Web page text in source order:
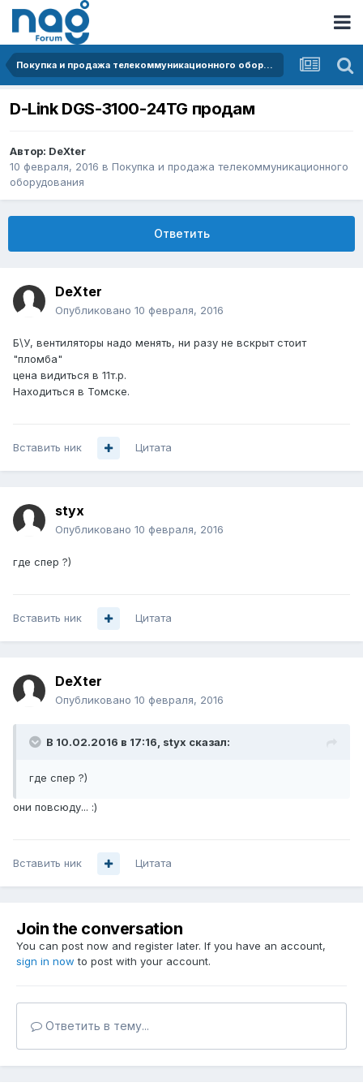
Покупка и продажа телекоммуникационного оборудования
D-Link DGS-3100-24TG продам
Автор: DeXter
10 февраля, 2016 в Покупка и продажа телекоммуникационного
оборудования
Ответить
DeXter
Опубликовано 10 февраля, 2016
Б\У, вентиляторы надо менять, ни разу не вскрыт стоит
"пломба"
цена видиться в 11т.р.
Находиться в Томске.
Вставить ник Цитата
styx
Опубликовано 10 февраля, 2016
где спер ?)
Вставить ник Цитата
DeXter
Опубликовано 10 февраля, 2016
В 10.02.2016 в 17:16, styx сказал:
где спер ?)
они повсюду... :)
Вставить ник Цитата
Join the conversation
You can post now and register later. If you have an account,
sign in now to post with your account.
Ответить в тему...